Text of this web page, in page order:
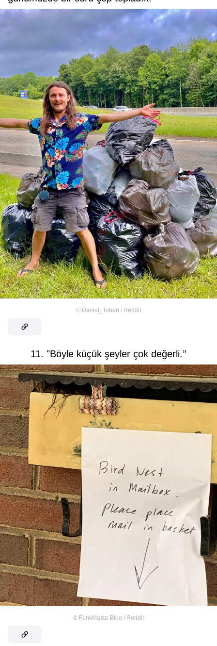
© Daniel_Toben / Reddit
11. "Böyle küçük şeyler çok değerli.’’
© FunkMasta-Blue / Reddit